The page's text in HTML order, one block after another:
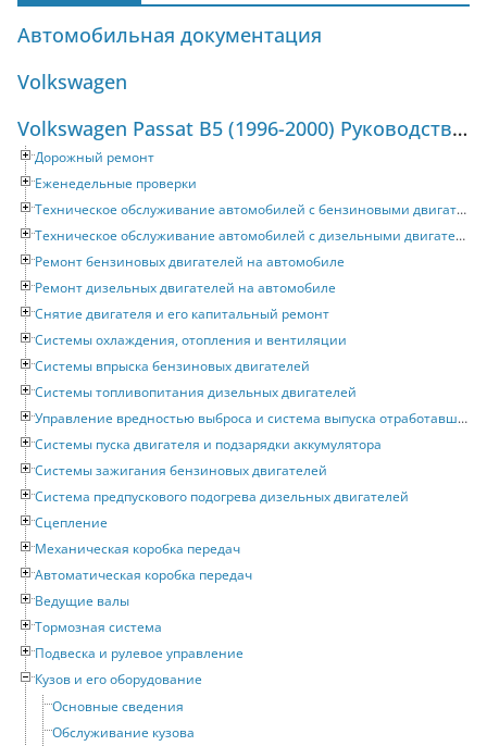
Автомобильная документация
Volkswagen
Volkswagen Passat B5 (1996-2000) Руководство по ремонту и техническому обслуживанию
Дорожный ремонт
Еженедельные проверки
Техническое обслуживание автомобилей с бензиновыми двигателями
Техническое обслуживание автомобилей с дизельными двигателями
Ремонт бензиновых двигателей на автомобиле
Ремонт дизельных двигателей на автомобиле
Снятие двигателя и его капитальный ремонт
Системы охлаждения, отопления и вентиляции
Системы впрыска бензиновых двигателей
Системы топливопитания дизельных двигателей
Управление вредностью выброса и система выпуска отработавших газов
Системы пуска двигателя и подзарядки аккумулятора
Системы зажигания бензиновых двигателей
Система предпускового подогрева дизельных двигателей
Сцепление
Механическая коробка передач
Автоматическая коробка передач
Ведущие валы
Тормозная система
Подвеска и рулевое управление
Кузов и его оборудование
Основные сведения
Обслуживание кузова